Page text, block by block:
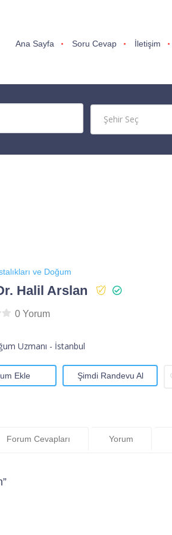
Ana Sayfa Soru Cevap İletişim
ve Doğum
Halil Arslan
0 Yorum
Uzmanı - İstanbul
Ekle Şimdi Randevu Al
Forum Cevapları Yorum